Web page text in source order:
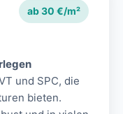
ab 30 €/m²
und SPC, die
bieten.